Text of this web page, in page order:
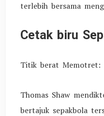
terlebih bersama
Cetak biru
Titik berat Memotret:
Thomas Shaw
bertajuk sepakbola